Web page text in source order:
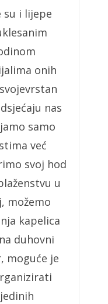
su i lijepe
onih
nas
samo
već
svoj hod
u
možemo
kapelica
duhovni
moguće je